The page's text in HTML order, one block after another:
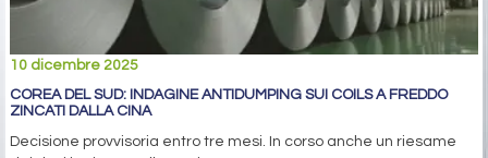
10 dicembre 2025
COREA DEL SUD: INDAGINE ANTIDUMPING SUI COILS A FREDDO
ZINCATI DALLA CINA
Decisione provvisoria entro tre mesi. In corso anche un riesame